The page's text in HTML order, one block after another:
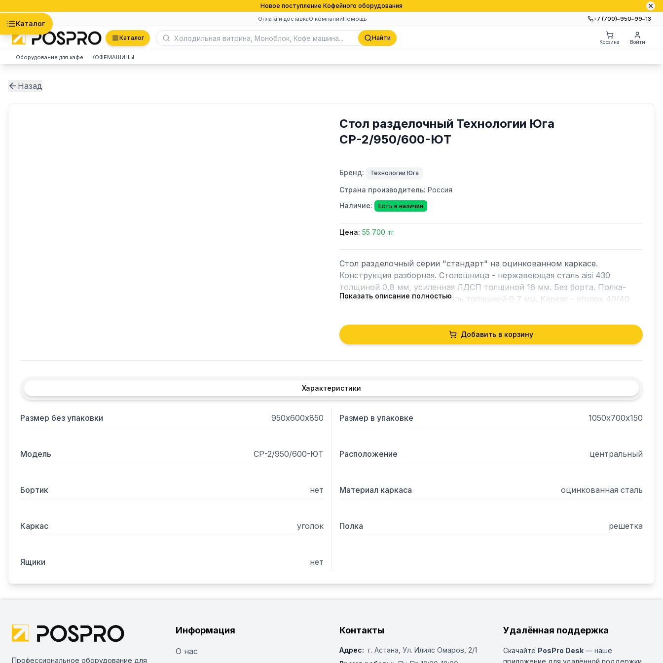
Новое поступление Кофейного оборудования
Оплата и доставкаО компанииПомощь +7 (700)‒950‒99‒13
Каталог
Каталог Найти
Корзина Войти
Оборудование для кафе КОФЕМАШИНЫ
Назад
Стол разделочный Технологии Юга
СР-2/950/600-ЮТ
Бренд: Технологии Юга
Страна производитель: Россия
Наличие:
Есть в наличии
Цена: 55 700 тг
Стол разделочный серии "стандарт" на оцинкованном каркасе.
Конструкция разборная. Столешница - нержавеющая сталь aisi 430
толщиной 0,8 мм, усиленная ЛДСП толщиной 16 мм. Без борта. Полка-
решетка - оцинкованная сталь толщиной 0,7 мм. Каркас - уголок 40/40
Показать описание полностью
Добавить в корзину
Характеристики
Размер без упаковки 950х600х850 Размер в упаковке 1050х700х150
Модель СР-2/950/600-ЮТ Расположение центральный
Бортик нет Материал каркаса оцинкованная сталь
Каркас уголок Полка решетка
Ящики нет
Профессиональное оборудование для
Информация
О нас
Контакты
Адрес: г. Астана, ​Ул. Илияс Омаров, 2/1
Удалённая поддержка
Скачайте PosPro Desk — наше
приложение для удалённой поддержки.